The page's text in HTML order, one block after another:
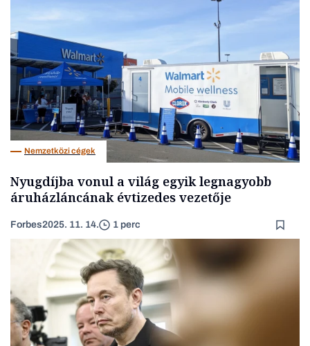
Nemzetközi cégek
Nyugdíjba vonul a világ egyik legnagyobb
áruházláncának évtizedes vezetője
Forbes2025. 11. 14. 1 perc